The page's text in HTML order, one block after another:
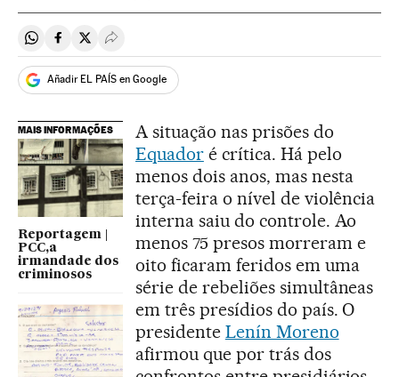
Compartir en Whatsapp
Compartir en Facebook
Compartir en Twitter
Desplegar Redes Sociales
Añadir EL PAÍS en Google
MAIS INFORMAÇÕES
Reportagem |
PCC,a
irmandade dos
criminosos
A situação nas prisões do
Equadoré crítica. Há pelo
menos dois anos, mas nesta
terça-feira o nível de violência
interna saiu do controle. Ao
menos 75 presos morreram e
oito ficaram feridos em uma
série de rebeliões simultâneas
em três presídios do país. O
presidente Lenín Moreno
afirmou que por trás dos